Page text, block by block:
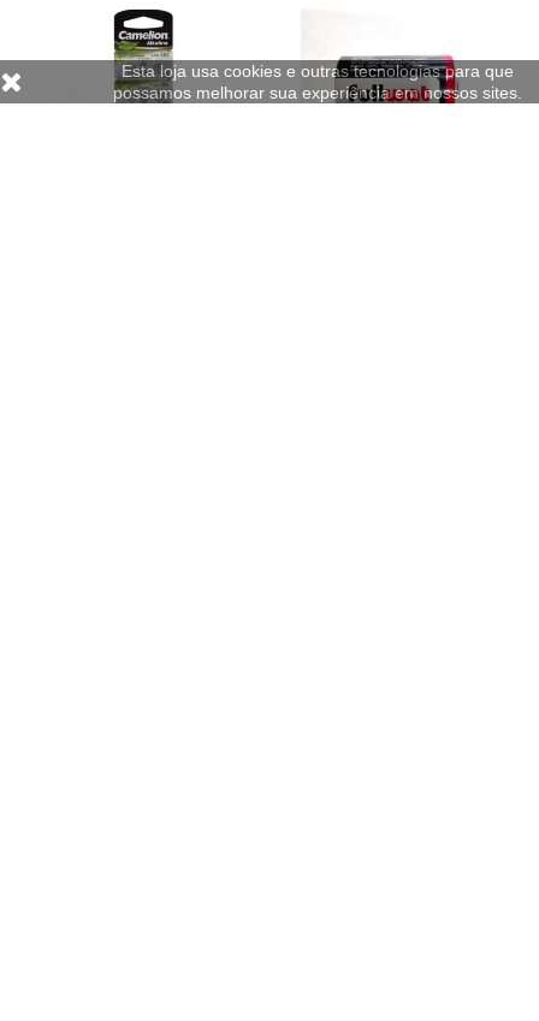
Esta loja usa cookies e outras tecnologias para que
possamos melhorar sua experiência em nossos sites.